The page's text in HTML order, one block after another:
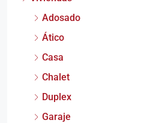
Adosado
Ático
Casa
Chalet
Duplex
Garaje